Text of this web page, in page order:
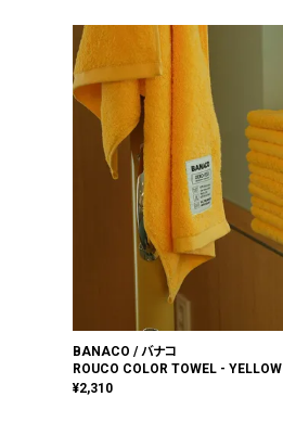
BANACO / バナコ
ROUCO COLOR TOWEL - YELLOW
¥2,310